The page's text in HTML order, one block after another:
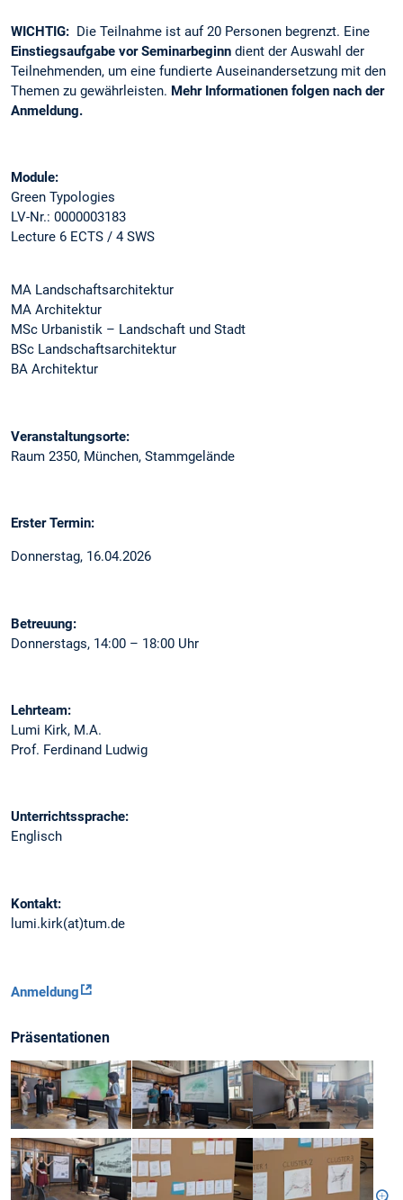
WICHTIG: Die Teilnahme ist auf 20 Personen begrenzt. Eine
Einstiegsaufgabe vor Seminarbeginn dient der Auswahl der
Teilnehmenden, um eine fundierte Auseinandersetzung mit den
Themen zu gewährleisten. Mehr Informationen folgen nach der
Anmeldung.
Module:
Green Typologies
LV-Nr.: 0000003183
Lecture 6 ECTS / 4 SWS
MA Landschaftsarchitektur
MA Architektur
MSc Urbanistik – Landschaft und Stadt
BSc Landschaftsarchitektur
BA Architektur
Veranstaltungsorte:
Raum 2350, München, Stammgelände
Erster Termin:
Donnerstag, 16.04.2026
Betreuung:
Donnerstags, 14:00 – 18:00 Uhr
Lehrteam:
Lumi Kirk, M.A.
Prof. Ferdinand Ludwig
Unterrichtssprache:
Englisch
Kontakt:
lumi.kirk(at)tum.de
Anmeldung
Präsentationen